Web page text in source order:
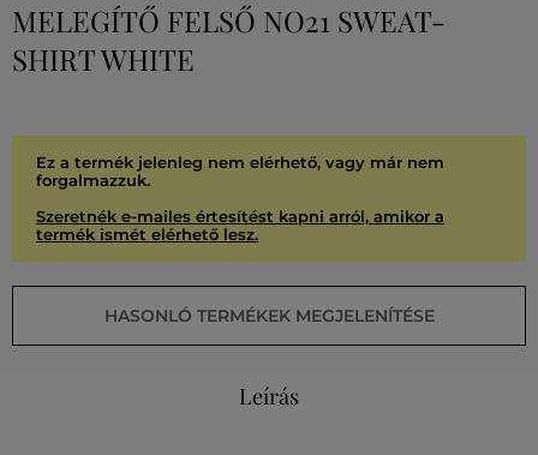
MELEGÍTŐ FELSŐ NO21 SWEAT-
SHIRT WHITE
Ez a termék jelenleg nem elérhető, vagy már nem
forgalmazzuk.
Szeretnék e-mailes értesítést kapni arról, amikor a
termék ismét elérhető lesz.
HASONLÓ TERMÉKEK MEGJELENÍTÉSE
Leírás